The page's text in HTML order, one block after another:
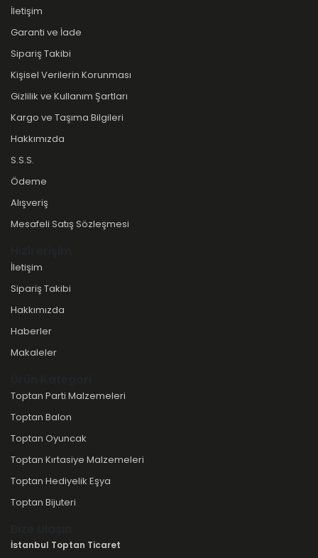
İletişim
Garanti ve İade
Sipariş Takibi
Kişisel Verilerin Korunması
Gizlilik ve Kullanım Şartları
Kargo ve Taşıma Bilgileri
Hakkımızda
S.S.S.
Ödeme
Alışveriş
Mesafeli Satış Sözleşmesi
İletişim
Sipariş Takibi
Hakkımızda
Haberler
Makaleler
Toptan Parti Malzemeleri
Toptan Balon
Toptan Oyuncak
Toptan Kırtasiye Malzemeleri
Toptan Hediyelik Eşya
Toptan Bijuteri
İstanbul Toptan Ticaret